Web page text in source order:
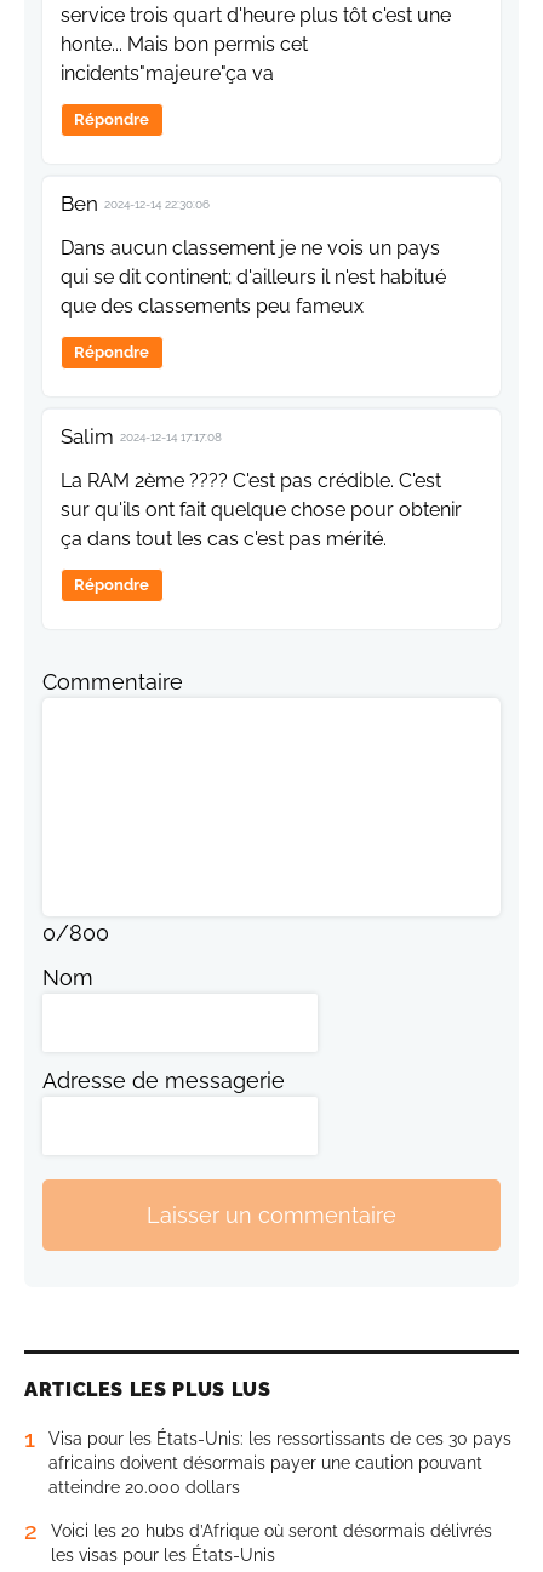
service trois quart d'heure plus tôt c'est une
honte... Mais bon permis cet
incidents"majeure"ça va
Répondre
Ben 2024-12-14 22:30:06
Dans aucun classement je ne vois un pays
qui se dit continent; d'ailleurs il n'est habitué
que des classements peu fameux
Répondre
Salim 2024-12-14 17:17:08
La RAM 2ème ???? C'est pas crédible. C'est
sur qu'ils ont fait quelque chose pour obtenir
ça dans tout les cas c'est pas mérité.
Répondre
Commentaire
0/800
Nom
Adresse de messagerie
Laisser un commentaire
ARTICLES LES PLUS LUS
1
Visa pour les États-Unis: les ressortissants de ces 30 pays
africains doivent désormais payer une caution pouvant
atteindre 20.000 dollars
2
Voici les 20 hubs d’Afrique où seront désormais délivrés
les visas pour les États-Unis